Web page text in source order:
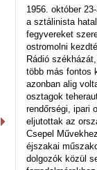
1956. október
a sztálinista
fegyvereket
ostromolni
Rádió
több más fontos
azonban alig
osztagok
rendőrségi, ipari
eljutottak az
Csepel
éjszakai
dolgozók közül